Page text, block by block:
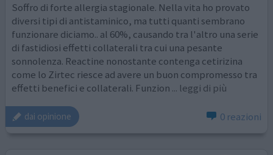
Soffro di forte allergia stagionale. Nella vita ho provato
diversi tipi di antistaminico, ma tutti quanti sembrano
funzionare diciamo.. al 60%, causando tra l'altro una serie
di fastidiosi effetti collaterali tra cui una pesante
sonnolenza. Reactine nonostante contenga cetirizina
come lo Zirtec riesce ad avere un buon compromesso tra
effetti benefici e collaterali. Funzion ... leggi di più
dai opinione 0 reazioni